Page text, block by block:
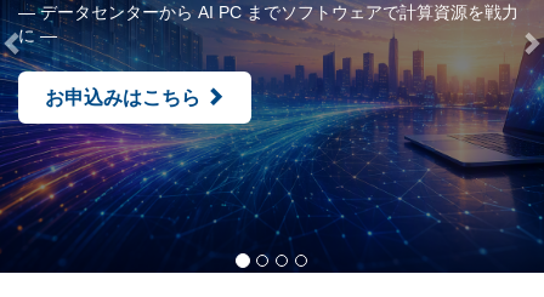
― データセンターから AI PC までソフトウェアで計算資源を戦力
に ―
お申込みはこちら